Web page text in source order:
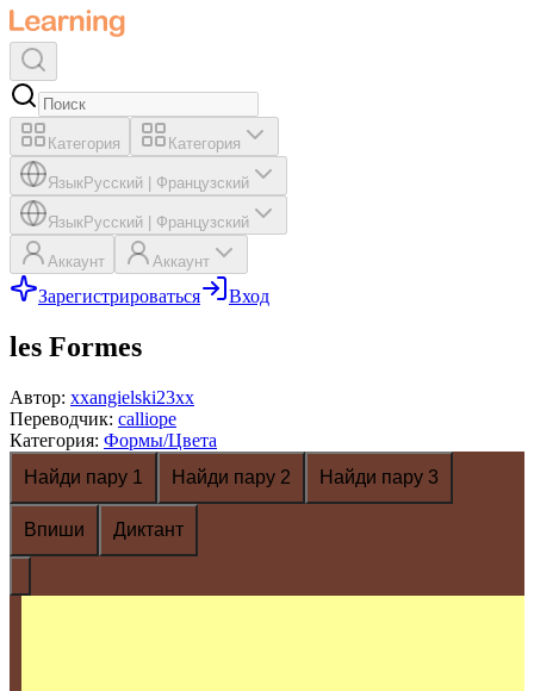
Категория Категория
ЯзыкРусский Французский
ЯзыкРусский Французский
Аккаунт Аккаунт
Зарегистрироваться Вход
les Formes
Автор: xxangielski23xx
Переводчик: calliope
Категория: Формы/Цвета
Найди пару 1
Найди пару 2 Найди пару 3
Впиши Диктант